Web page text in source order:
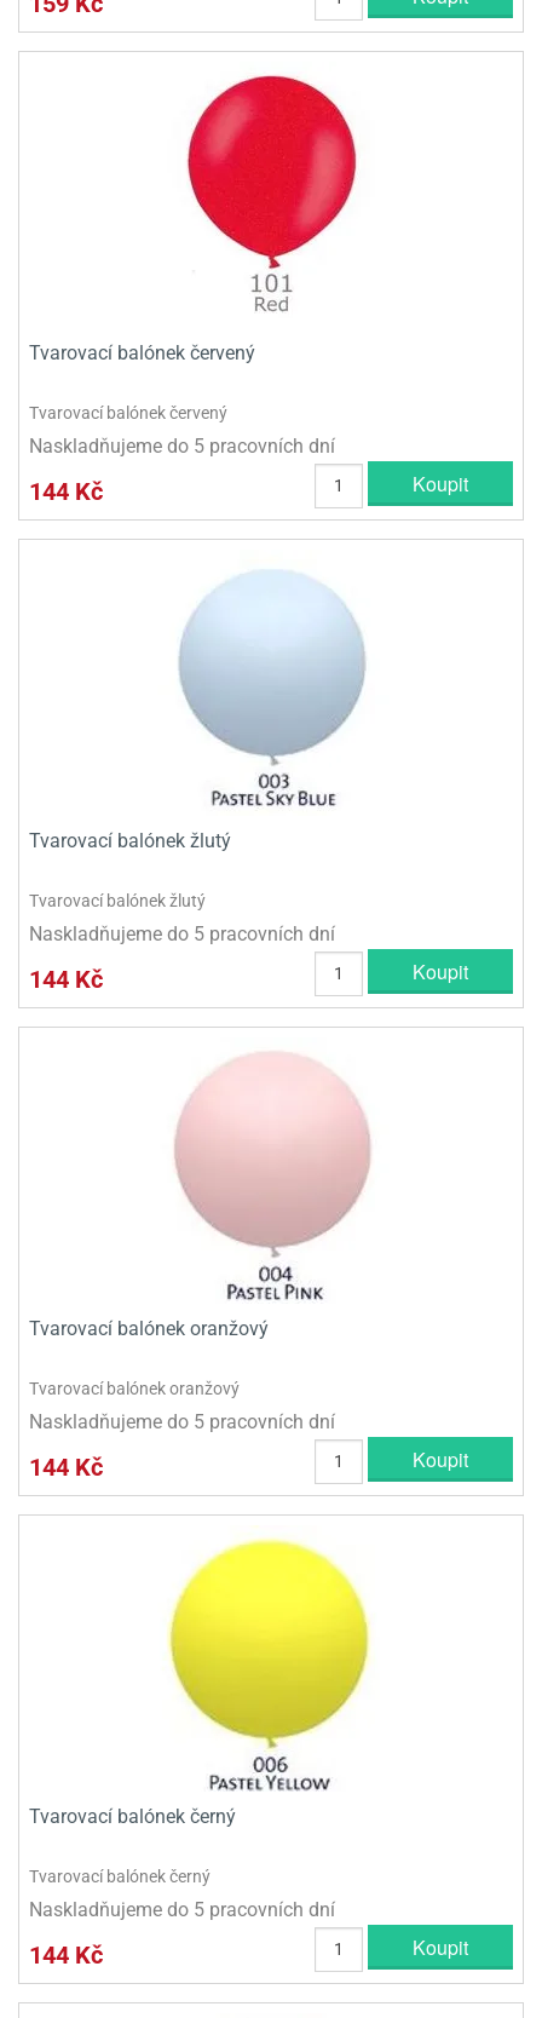
Tvarovací balónek červený
Tvarovací balónek červený
Naskladňujeme do 5 pracovních dní
144 Kč Koupit
Tvarovací balónek žlutý
Tvarovací balónek žlutý
Naskladňujeme do 5 pracovních dní
144 Kč Koupit
Tvarovací balónek oranžový
Tvarovací balónek oranžový
Naskladňujeme do 5 pracovních dní
144 Kč Koupit
Tvarovací balónek černý
Tvarovací balónek černý
Naskladňujeme do 5 pracovních dní
144 Kč Koupit